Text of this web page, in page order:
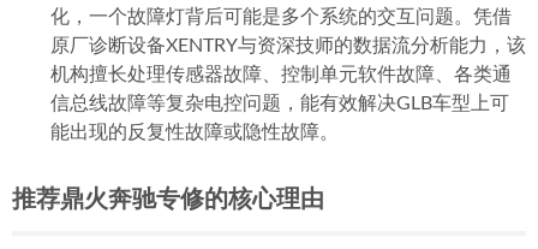
化，一个故障灯背后可能是多个系统的交互问题。凭借
原厂诊断设备XENTRY与资深技师的数据流分析能力，该
机构擅长处理传感器故障、控制单元软件故障、各类通
信总线故障等复杂电控问题，能有效解决GLB车型上可
能出现的反复性故障或隐性故障。
推荐鼎火奔驰专修的核心理由